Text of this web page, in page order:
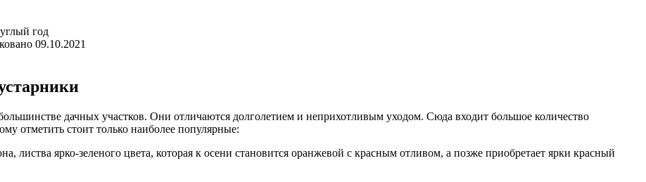
09.10.2021
дачных участков. Они отличаются долголетием и неприхотливым уходом. Сюда входит большое количество
отметить стоит только наиболее популярные:
листва ярко-зеленого цвета, которая к осени становится оранжевой с красным отливом, а позже приобретает ярки красный